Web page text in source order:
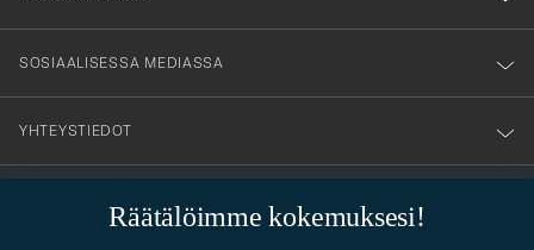
Räätälöimme kokemuksesi!
SOSIAALISESSA MEDIASSA
YHTEYSTIEDOT
PUKEUTUMISNEUVONTA